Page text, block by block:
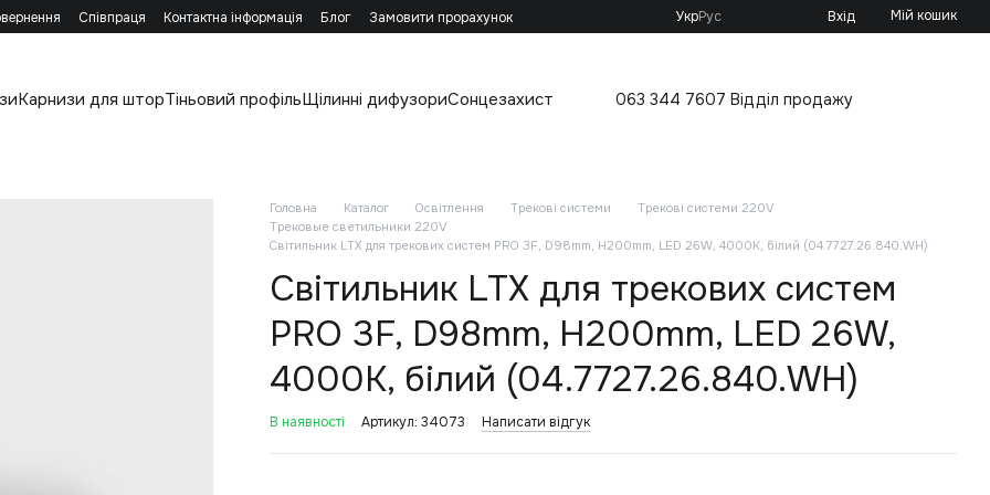
Співпраця Контактна інформація Блог Замовити прорахунок УкрРус Вхід Мій кошик
Карнизи для шторТіньовий профільЩілинні дифузориСонцезахист 063 344 7607 Відділ продажу
Головна Каталог Освітлення Трекові системи
Трекові системи 220V
Трековые светильники 220V
Світильник LTX для трекових систем PRO 3F, D98mm, H200mm, LED 26W, 4000К, білий (04.7727.26.840.WH)
Світильник LTX для трекових систем
PRO 3F, D98mm, H200mm, LED 26W,
4000К, білий (04.7727.26.840.WH)
В наявності Артикул: 34073 Написати відгук